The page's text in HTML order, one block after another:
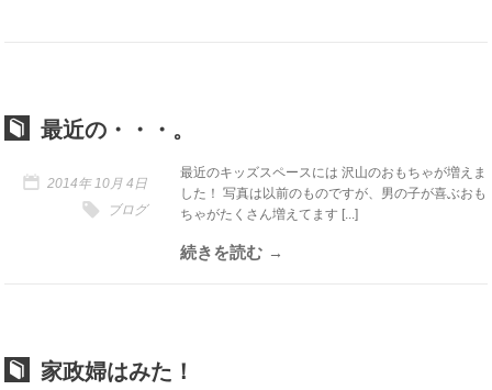
最近の・・・。
2014年 10月 4日
ブログ
最近のキッズスペースには 沢山のおもちゃが増えま
した！ 写真は以前のものですが、男の子が喜ぶおも
ちゃがたくさん増えてます [...]
続きを読む
家政婦はみた！